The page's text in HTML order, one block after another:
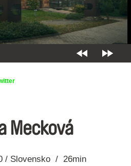
Mecková
Slovensko
26min